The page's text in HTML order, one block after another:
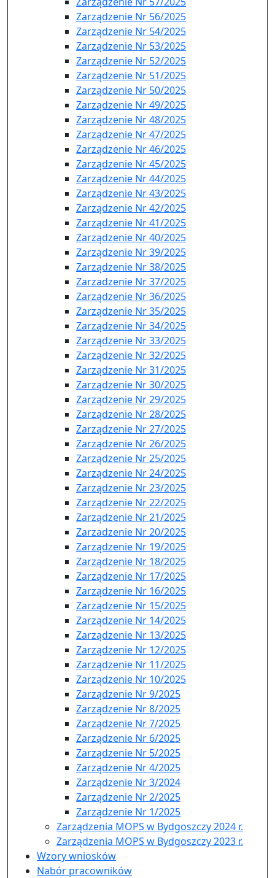
Zarządzenie Nr 56/2025
Zarządzenie Nr 54/2025
Zarządzenie Nr 53/2025
Zarządzenie Nr 52/2025
Zarządzenie Nr 51/2025
Zarządzenie Nr 50/2025
Zarządzenie Nr 49/2025
Zarządzenie Nr 48/2025
Zarządzenie Nr 47/2025
Zarządzenie Nr 46/2025
Zarządzenie Nr 45/2025
Zarządzenie Nr 44/2025
Zarządzenie Nr 43/2025
Zarządzenie Nr 42/2025
Zarządzenie Nr 41/2025
Zarządzenie Nr 40/2025
Zarządzenie Nr 39/2025
Zarządzenie Nr 38/2025
Zarzadzenie Nr 37/2025
Zarządzenie Nr 36/2025
Zarządzenie Nr 35/2025
Zarządzenie Nr 34/2025
Zarządzenie Nr 33/2025
Zarządzenie Nr 32/2025
Zarządzenie Nr 31/2025
Zarządzenie Nr 30/2025
Zarządzenie Nr 29/2025
Zarządzenie Nr 28/2025
Zarządzenie Nr 27/2025
Zarządzenie Nr 26/2025
Zarządzenie Nr 25/2025
Zarządzenie Nr 24/2025
Zarządzenie Nr 23/2025
Zarządzenie Nr 22/2025
Zarządzenie Nr 21/2025
Zarzadzenie Nr 20/2025
Zarządzenie Nr 19/2025
Zarządzenie Nr 18/2025
Zarządzenie Nr 17/2025
Zarządzenie Nr 16/2025
Zarządzenie Nr 15/2025
Zarządzenie Nr 14/2025
Zarządzenie Nr 13/2025
Zarządzenie Nr 12/2025
Zarządzenie Nr 11/2025
Zarządzenie Nr 10/2025
Zarządzenie Nr 9/2025
Zarządzenie Nr 8/2025
Zarządzenie Nr 7/2025
Zarządzenie Nr 6/2025
Zarządzenie Nr 5/2025
Zarządzenie Nr 4/2025
Zarządzenie Nr 3/2024
Zarządzenie Nr 2/2025
Zarządzenie Nr 1/2025
Zarządzenia MOPS w Bydgoszczy 2024 r.
Zarządzenia MOPS w Bydgoszczy 2023 r.
Wzory wniosków
Nabór pracowników